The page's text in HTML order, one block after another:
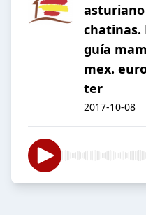
chatinas.
guía
mex.
ter
2017-10-08